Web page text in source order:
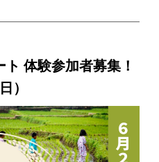
体験参加者募集！
）